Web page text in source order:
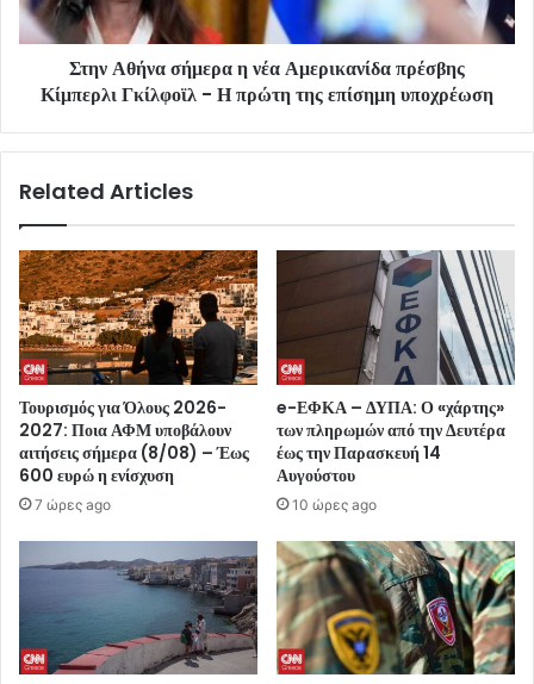
Στην Αθήνα σήμερα η νέα Αμερικανίδα πρέσβης
Κίμπερλι Γκίλφοϊλ - Η πρώτη της επίσημη υποχρέωση
Related Articles
Τουρισμός για Όλους 2026-
2027: Ποια ΑΦΜ υποβάλουν
αιτήσεις σήμερα (8/08) – Έως
600 ευρώ η ενίσχυση
7 ώρες ago
e-ΕΦΚΑ – ΔΥΠΑ: Ο «χάρτης»
των πληρωμών από την Δευτέρα
έως την Παρασκευή 14
Αυγούστου
10 ώρες ago